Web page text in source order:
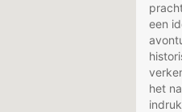
een
het